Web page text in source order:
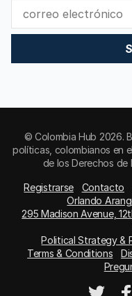
© Colombia Hub 2026.
políticas, colombianos en
de los Derechos de
Registrarse Contacto
Orlando
295 Madison Avenue,
Political Strategy &
Terms & Conditions